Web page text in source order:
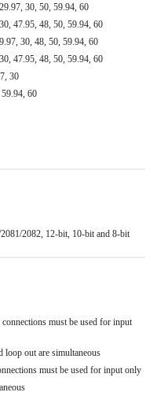
30, 50, 59.94, 60
47.95, 48, 50, 59.94, 60
30, 48, 50, 59.94, 60
47.95, 48, 50, 59.94, 60
30
60
2082, 12-bit, 10-bit and 8-bit
must be used for input
out are simultaneous
must be used for input only